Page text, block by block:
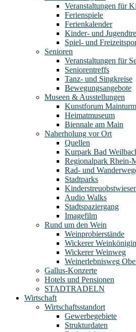
Veranstaltungen für
Ferienspiele
Ferienkalender
Kinder- und
Spiel- und
Senioren
Veranstaltungen für
Seniorentreffs
Tanz- und Singkreise
Bewegungsangebote
Museen & Ausstellungen
Kunstforum Mainturm
Heimatmuseum
Biennale am Main
Naherholung vor Ort
Quellen
Kurpark Bad
Regionalpark Rhein-
Rad- und
Stadtparks
Audio Walks
Stadtspaziergang
Imagefilm
Rund um den Wein
Weinprobierstände
Wickerer Weinkönigin
Wickerer Weinweg
Weinerlebnisweg
Gallus-Konzerte
Hotels und Pensionen
STADTRADELN
Wirtschaft
Wirtschaftsstandort
Gewerbegebiete
Strukturdaten